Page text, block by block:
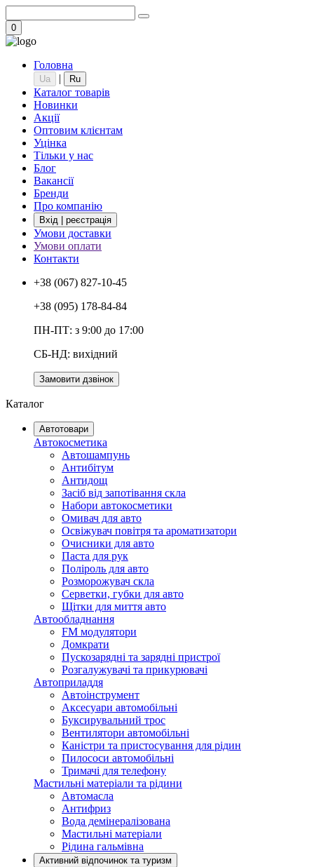
0
Головна
Ua | Ru
Каталог товарів
Новинки
Акції
Оптовим клієнтам
Уцінка
Тільки у нас
Блог
Вакансії
Бренди
Про компанію
Вхід | реєстрація
Умови доставки
Умови оплати
Контакти
+38 (067) 827-10-45
+38 (095) 178-84-84
ПН-ПТ: з 9:00 до 17:00
СБ-НД: вихідний
Замовити дзвінок
Каталог
Автотовари
Автокосметика
Автошампунь
Антибітум
Антидощ
Засіб від запотівання скла
Набори автокосметики
Омивач для авто
Освіжувач повітря та ароматизатори
Очисники для авто
Паста для рук
Поліроль для авто
Розморожувач скла
Серветки, губки для авто
Щітки для миття авто
Автообладнання
FM модулятори
Домкрати
Пускозарядні та зарядні пристрої
Розгалужувачі та прикурювачі
Автоприладдя
Автоінструмент
Аксесуари автомобільні
Буксирувальний трос
Вентилятори автомобільні
Каністри та пристосування для рідин
Пилососи автомобільні
Тримачі для телефону
Мастильні матеріали та рідини
Автомасла
Антифриз
Вода демінералізована
Мастильні матеріали
Рідина гальмівна
Активний відпочинок та туризм